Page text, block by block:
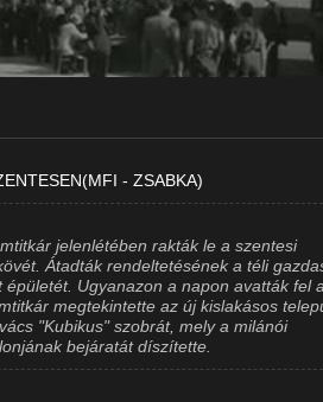
- ZSABKA)
jelenlétében rakták le a szentesi
Átadták rendeltetésének a téli
épületét. Ugyanazon a napon avatták fel
megtekintette az új kislakásos
"Kubikus" szobrát, mely a milánói
bejáratát díszítette.